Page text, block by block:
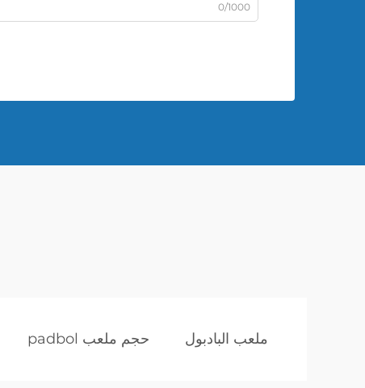
0/1000
ملعب البادبول حجم ملعب padbol